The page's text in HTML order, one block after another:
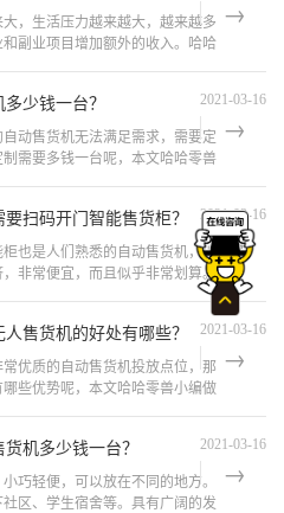
生活压力越来越大，越来越多
副业项目增加额外的收入。哈哈
少钱一台？ 2021-03-16
售货机无法满足需求，需要定
需要多钱一台呢，本文哈哈零兽
扫码开门智能售货柜？ 2021-03-16
也是人们熟悉的自动售货机，他
非常便宜，而且似乎非常划算。
柜运营商或计划引入智能柜的可以
售货机的好处有哪些？ 2021-03-16
质的自动售货机投放点位，那
些优势呢，本文哈哈零兽小编做
机多少钱一台？ 2021-03-16
轻便，可以放在不同的地方。
区、学生宿舍等。具有广阔的发